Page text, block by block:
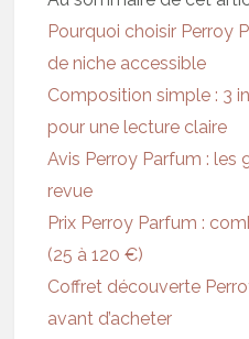
Pourquoi choisir Perroy
de niche accessible
Composition simple : 3
pour une lecture claire
Avis Perroy Parfum : les
revue
Prix Perroy Parfum :
(25 à 120 €)
Coffret découverte
avant d’acheter